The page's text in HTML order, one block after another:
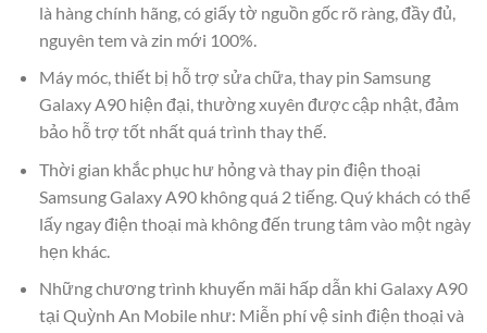
là hàng chính hãng, có giấy tờ nguồn gốc rõ ràng, đầy đủ,
nguyên tem và zin mới 100%.
Máy móc, thiết bị hỗ trợ sửa chữa, thay pin Samsung
Galaxy A90 hiện đại, thường xuyên được cập nhật, đảm
bảo hỗ trợ tốt nhất quá trình thay thế.
Thời gian khắc phục hư hỏng và thay pin điện thoại
Samsung Galaxy A90 không quá 2 tiếng. Quý khách có thể
lấy ngay điện thoại mà không đến trung tâm vào một ngày
hẹn khác.
Những chương trình khuyến mãi hấp dẫn khi Galaxy A90
tại Quỳnh An Mobile như: Miễn phí vệ sinh điện thoại và